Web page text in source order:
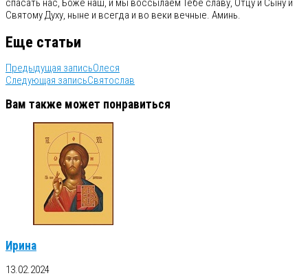
спасать нас, Боже наш, и мы воссылаем Тебе славу, Отцу и Сыну и
Святому Духу, ныне и всегда и во веки вечные. Аминь.
Еще статьи
Предыдущая записьОлеся
Следующая записьСвятослав
Вам также может понравиться
Ирина
13.02.2024